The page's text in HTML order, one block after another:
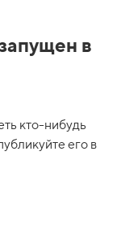
в
кто-нибудь
его в